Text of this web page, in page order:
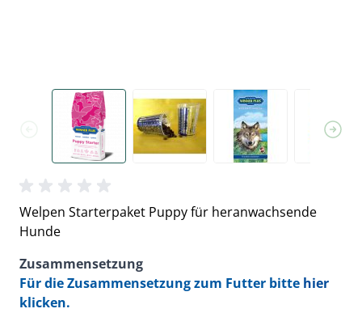
Welpen Starterpaket Puppy für heranwachsende
Hunde
Zusammensetzung
Für die Zusammensetzung zum Futter bitte hier
klicken.